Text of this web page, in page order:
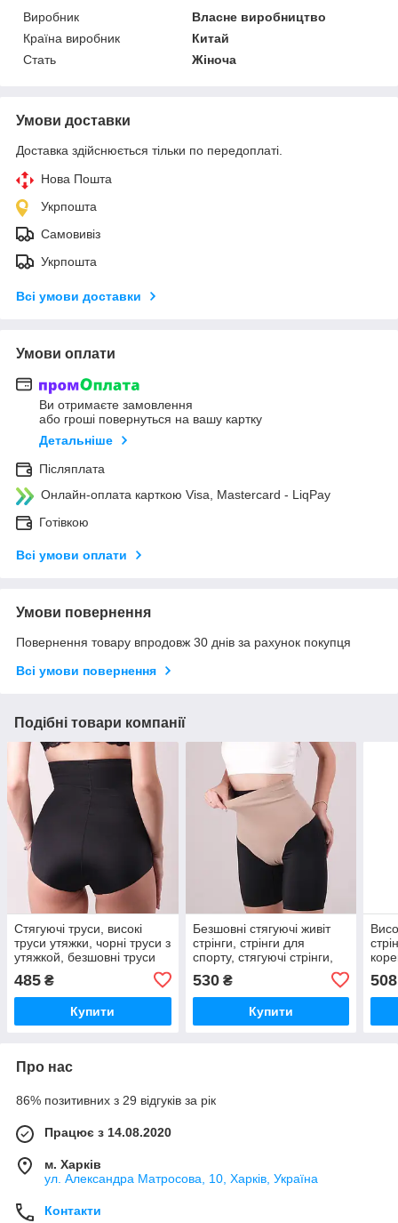
Виробник
Власне виробництво
Країна виробник
Китай
Стать
Жіноча
Умови доставки
Доставка здійснюється тільки по передоплаті.
Нова Пошта
Укрпошта
Самовивіз
Укрпошта
Всі умови доставки
Умови оплати
Ви отримаєте замовлення
або гроші повернуться на вашу картку
Детальніше
Післяплата
Онлайн-оплата карткою Visa, Mastercard - LiqPay
Готівкою
Всі умови оплати
Умови повернення
Повернення товару впродовж 30 днів за рахунок покупця
Всі умови повернення
Подібні товари компанії
Стягуючі труси, високі
труси утяжки, чорні труси з
утяжкой, безшовні труси
485 ₴
Купити
Безшовні стягуючі живіт
стрінги, стрінги для
спорту, стягуючі стрінги,
530₴
Купити
508
Про нас
86% позитивних з 29 відгуків за рік
Працює з 14.08.2020
м. Харків
ул. Александра Матросова, 10, Харків, Україна
Контакти